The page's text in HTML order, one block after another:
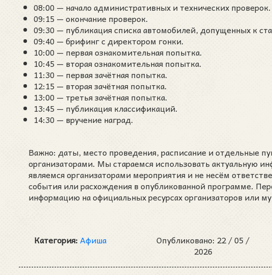
08:00 — начало административных и технических проверок.
09:15 — окончание проверок.
09:30 — публикация списка автомобилей, допущенных к
09:40 — брифинг с директором гонки.
10:00 — первая ознакомительная попытка.
10:45 — вторая ознакомительная попытка.
11:30 — первая зачётная попытка.
12:15 — вторая зачётная попытка.
13:00 — третья зачётная попытка.
13:45 — публикация классификаций.
14:30 — вручение наград.
Важно: даты, место проведения, расписание и отдельные
организаторами. Мы стараемся использовать актуальную
являемся организаторами мероприятия и не несём
события или расхождения в опубликованной программе.
информацию на официальных ресурсах организаторов или
Категория:Афиша Опубликовано: 22 /05 /
2026